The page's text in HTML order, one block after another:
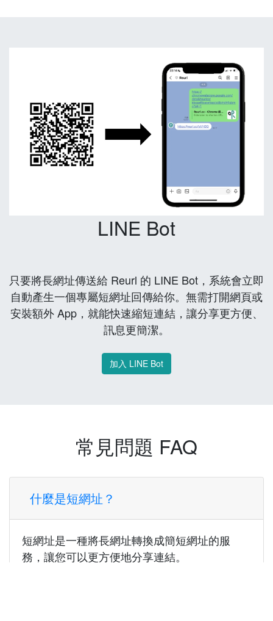
LINE Bot
只要將長網址傳送給 Reurl 的 LINE Bot，系統會立即
自動產生一個專屬短網址回傳給你。無需打開網頁或
安裝額外 App，就能快速縮短連結，讓分享更方便、
訊息更簡潔。
加入 LINE Bot
常見問題 FAQ
什麼是短網址？
短網址是一種將長網址轉換成簡短網址的服
務，讓您可以更方便地分享連結。